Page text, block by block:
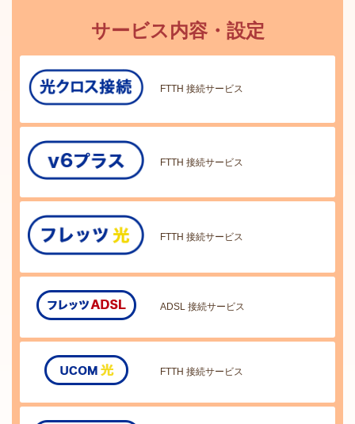
サービス内容・設定
FTTH 接続サービス
FTTH 接続サービス
FTTH 接続サービス
ADSL 接続サービス
FTTH 接続サービス